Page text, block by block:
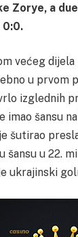
Zorye, a
0:0.
većeg
u prvom
izglednih
imao šansu
šutirao
šansu u 22.
ukrajinski